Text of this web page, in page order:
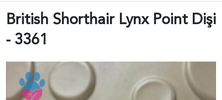
British Shorthair Lynx Point Dişi
- 3361